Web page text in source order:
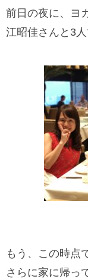
前日の夜に、ヨ
江昭佳さんと3人
もう、この時点
さらに家に帰っ